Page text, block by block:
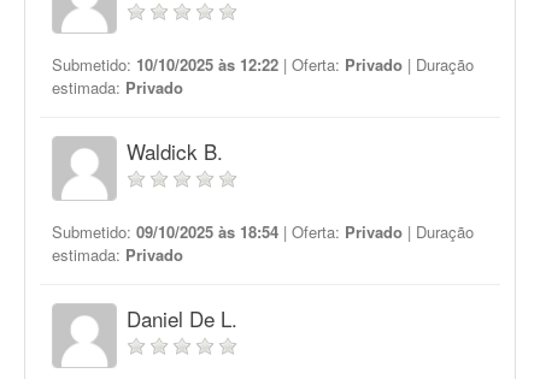
Submetido: 10/10/2025 às 12:22 | Oferta: Privado | Duração
estimada: Privado
Waldick B.
Submetido: 09/10/2025 às 18:54 | Oferta: Privado | Duração
estimada: Privado
Daniel De L.